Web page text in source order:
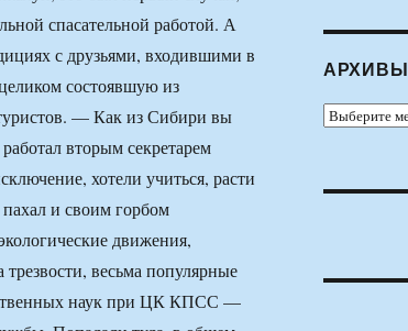
АРХИВЫ
Архивы